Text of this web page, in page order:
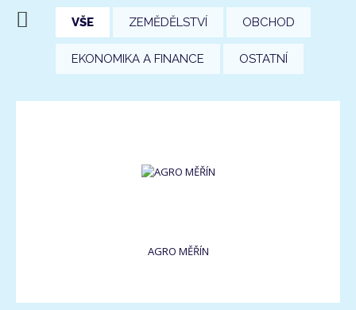
VŠE ZEMĚDĚLSTVÍ OBCHOD
EKONOMIKA A FINANCE OSTATNÍ
AGRO MĚŘÍN